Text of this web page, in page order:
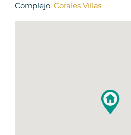
Complejo: Corales Villas